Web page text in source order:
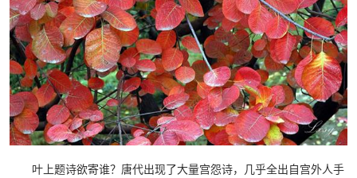
叶上题诗欲寄谁？唐代出现了大量宫怨诗，几乎全出自宫外人手